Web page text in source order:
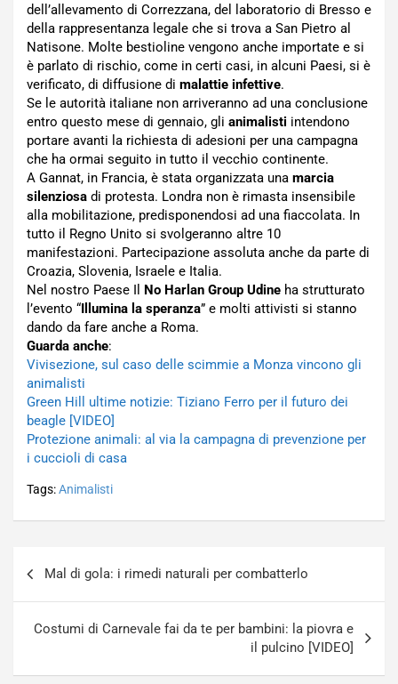
dell’allevamento di Correzzana, del laboratorio di Bresso e
della rappresentanza legale che si trova a San Pietro al
Natisone. Molte bestioline vengono anche importate e si
è parlato di rischio, come in certi casi, in alcuni Paesi, si è
verificato, di diffusione di malattie infettive.
Se le autorità italiane non arriveranno ad una conclusione
entro questo mese di gennaio, gli animalisti intendono
portare avanti la richiesta di adesioni per una campagna
che ha ormai seguito in tutto il vecchio continente.
A Gannat, in Francia, è stata organizzata una marcia
silenziosa di protesta. Londra non è rimasta insensibile
alla mobilitazione, predisponendosi ad una fiaccolata. In
tutto il Regno Unito si svolgeranno altre 10
manifestazioni. Partecipazione assoluta anche da parte di
Croazia, Slovenia, Israele e Italia.
Nel nostro Paese Il No Harlan Group Udine ha strutturato
l’evento “Illumina la speranza” e molti attivisti si stanno
dando da fare anche a Roma.
Guarda anche:
Vivisezione, sul caso delle scimmie a Monza vincono gli
animalisti
Green Hill ultime notizie: Tiziano Ferro per il futuro dei
beagle [VIDEO]
Protezione animali: al via la campagna di prevenzione per
i cuccioli di casa
Tags:Animalisti
Mal di gola: i rimedi naturali per combatterlo
Costumi di Carnevale fai da te per bambini: la piovra e
il pulcino [VIDEO]